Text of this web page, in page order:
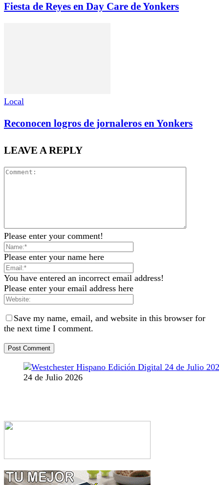
Fiesta de Reyes en Day Care de Yonkers
Local
Reconocen logros de jornaleros en Yonkers
LEAVE A REPLY
Please enter your comment!
Please enter your name here
You have entered an incorrect email address!
Please enter your email address here
Save my name, email, and website in this browser for
the next time I comment.
24 de Julio 2026